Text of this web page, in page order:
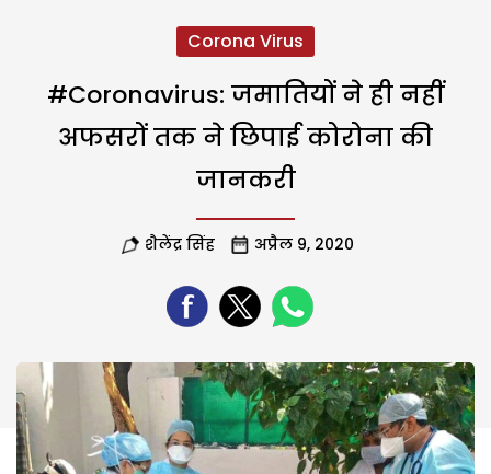
Corona Virus
#coronavirus: जमातियों ने ही नहीं
अफसरों तक ने छिपाई कोरोना की
जानकरी
शैलेंद्र सिंह अप्रैल 9, 2020